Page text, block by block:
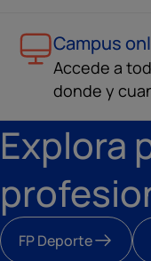
Campus
Accede a
donde y
Explora
FP Deporte